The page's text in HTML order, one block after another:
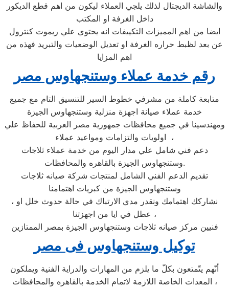
والشاشة الديجتال لذلك يلجي العملاء ليكون من اهم قطع الديكور
داخل الغرفة او المكتب
ايضا من اهم المميزات التكييفات انه يحتوي علي ريموت كنترول
عن بعد لظبط حراره الغرفة او تعديل الوضعيات والتبريد فهذه من
اهم المزايا
رقم خدمة عملاء وستنجهاوس مصر
متابعة كاملة من مشرفي خطوط السير للتنسيق التام مع جميع
خدمة عملاء صيانة اجهزة منزلية وستنجهاوس الجيزة
ومهندسينا في جميع محافظات جمهورية مصر العربية للحفاظ علي
اولويات والتزامات ومواعيد عملاء ،
دعم فني شامل علي مدار اليوم من خدمة عملاء ثلاجات
وستنجهاوس الجيزة بالقاهره والمحافظات.
تقديم الدعم الفني الشامل لمنتجات شركة صيانه ثلاجات
وستنجهاوس الجيزة من كبريات اهتمامنا
، نشاركك اهتمامك ونقدر مدي الارتباك في حالة حدوث خلل او
عطل في ايا من اجهزتنا ،
فنيين مركز صيانه ثلاجات وستنجهاوس الجيزة بمصر الممتازين
توكيل وستنجهاوس فى مصر
أنّهم يتّمتعون بكلّ ما يلزم من المهارات والدراية الفنية ويملكون
المعدات الخاصة اللازمة لاتمام الخدمة بالقاهره والمحافظات ،